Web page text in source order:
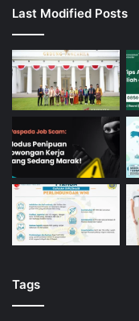
Last Modified Posts
Tags